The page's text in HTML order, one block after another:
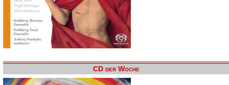
CD der Woche